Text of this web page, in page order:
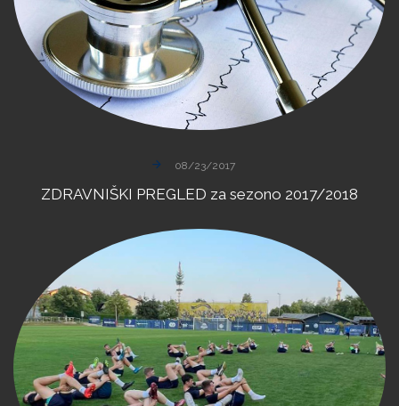
08/23/2017
ZDRAVNIŠKI PREGLED za sezono 2017/2018